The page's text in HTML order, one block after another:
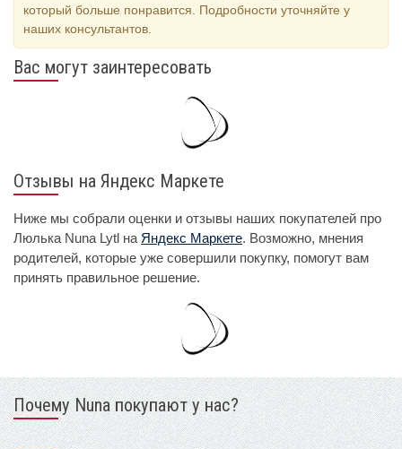
который больше понравится. Подробности уточняйте у
наших консультантов.
Вас могут заинтересовать
Отзывы на Яндекс Маркете
Ниже мы собрали оценки и отзывы наших покупателей про
Люлька Nuna Lytl на Яндекс Маркете. Возможно, мнения
родителей, которые уже совершили покупку, помогут вам
принять правильное решение.
Почему Nuna покупают у нас?